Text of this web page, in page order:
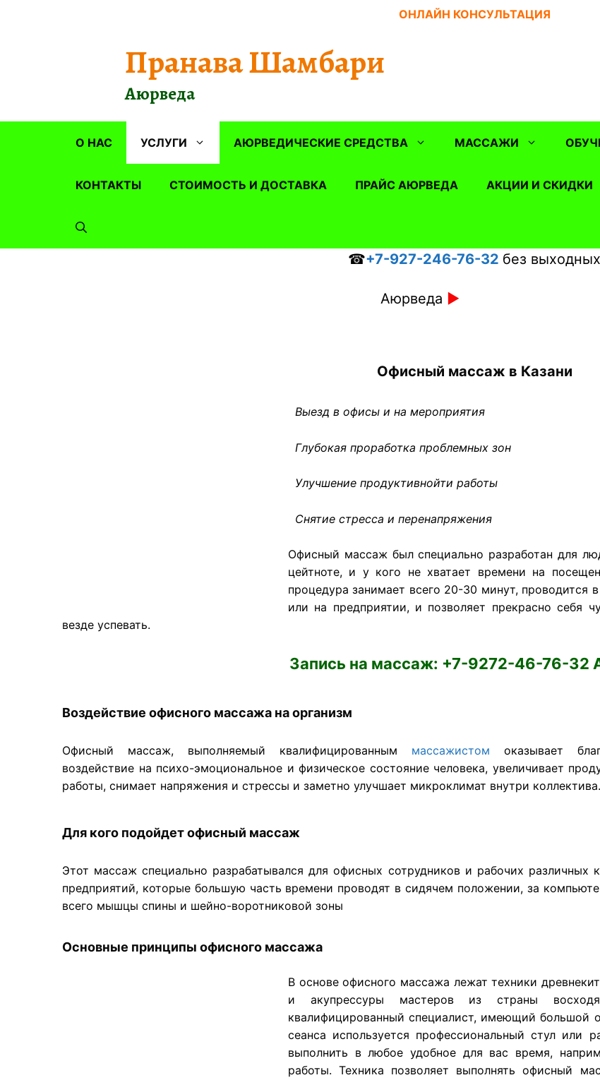
ОНЛАЙН КОНСУЛЬТАЦИЯ
Пранава Шамбари
Аюрведа
О НАС УСЛУГИ АЮРВЕДИЧЕСКИЕ СРЕДСТВА МАССАЖИ
КОНТАКТЫ СТОИМОСТЬ И ДОСТАВКА ПРАЙС АЮРВЕДА АКЦИИ И СКИДКИ
☎+7-927-246-76-32 без выходных
Аюрведа ►
Офисный массаж в Казани
Выезд в офисы и на мероприятия
Глубокая проработка проблемных зон
Улучшение продуктивнойти работы
Снятие стресса и перенапряжения
Офисный массаж был специально разработан для
цейтноте, и у кого не хватает времени на
процедура занимает всего 20-30 минут, проводится
или на предприятии, и позволяет прекрасно себя
везде успевать.
Запись на массаж: +7-9272-46-76-32
Воздействие офисного массажа на организм
Офисный массаж, выполняемый квалифицированным массажистом оказывает
воздействие на психо-эмоциональное и физическое состояние человека, увеличивает
работы, снимает напряжения и стрессы и заметно улучшает микроклимат внутри коллектива.
Для кого подойдет офисный массаж
Этот массаж специально разрабатывался для офисных сотрудников и рабочих различных
предприятий, которые большую часть времени проводят в сидячем положении, за
всего мышцы спины и шейно-воротниковой зоны
Основные принципы офисного массажа
В основе офисного массажа лежат техники
и акупрессуры мастеров из страны
квалифицированный специалист, имеющий большой
сеанса используется профессиональный стул
выполнить в любое удобное для вас время,
работы. Техника позволяет выполнять офисный